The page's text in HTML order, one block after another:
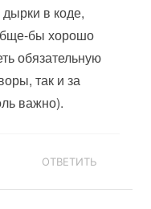
в коде,
бы хорошо
обязательную
так и за
важно).
ОТВЕТИТЬ